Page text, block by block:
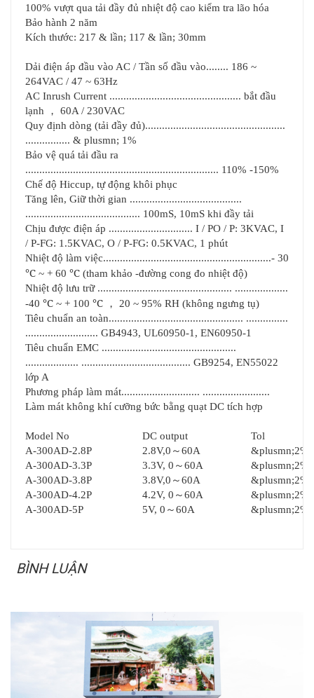
100% vượt qua tải đầy đủ nhiệt độ cao kiểm tra lão hóa
Bảo hành 2 năm
Kích thước: 217 & lần; 117 & lần; 30mm
Dải điện áp đầu vào AC / Tần số đầu vào........ 186 ~
264VAC / 47 ~ 63Hz
AC Inrush Current ............................................... bắt đầu
lạnh
，
60A / 230VAC
Quy định dòng (tải đầy đủ)..................................................
................ & plusmn; 1%
Bảo vệ quá tải đầu ra
..................................................................... 110% -150%
Chế độ Hiccup, tự động khôi phục
Tăng lên, Giữ thời gian ........................................
......................................... 100mS, 10mS khi đầy tải
Chịu được điện áp .............................. I / PO / P: 3KVAC, I
/ P-FG: 1.5KVAC, O / P-FG: 0.5KVAC, 1 phút
Nhiệt độ làm việc............................................................- 30
℃ ~ + 60 ℃ (tham khảo -đường cong đo nhiệt độ)
Nhiệt độ lưu trữ ................................................ ...................
-40 ℃ ~ + 100 ℃ ，
20 ~ 95% RH (không ngưng tụ)
Tiêu chuẩn an toàn................................................ ...............
.......................... GB4943, UL60950-1, EN60950-1
Tiêu chuẩn EMC ................................................
................... ....................................... GB9254, EN55022
lớp A
Phương pháp làm mát............................ ........................
Làm mát không khí cưỡng bức bằng quạt DC tích hợp
Model No DC output
Tol
A-300AD-2.8P
2.8V,0 ～60A
&plusmn;2%
A-300AD-3.3P
3.3V, 0 ～60A
&plusmn;2%
A-300AD-3.8P
3.8V,0 ～60A
&plusmn;2%
A-300AD-4.2P
4.2V, 0 ～60A
&plusmn;2%
A-300AD-5P
5V, 0 ～60A &plusmn;2%
BÌNH LUẬN